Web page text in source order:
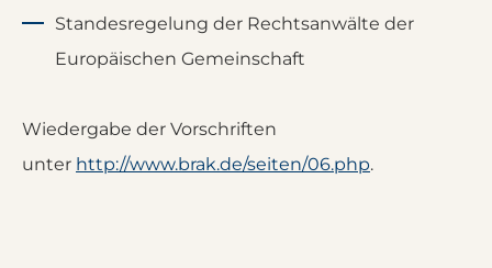
Standesregelung der Rechtsanwälte der
Europäischen Gemeinschaft
Wiedergabe der Vorschriften
unter http://www.brak.de/seiten/06.php.